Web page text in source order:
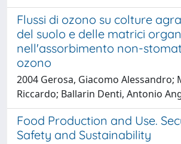
Flussi di ozono su colture
del suolo e delle matrici
nell'assorbimento non-
ozono
2004 Gerosa, Giacomo Alessandro;
Riccardo; Ballarin Denti, Antonio
Food Production and Use.
Safety and Sustainability